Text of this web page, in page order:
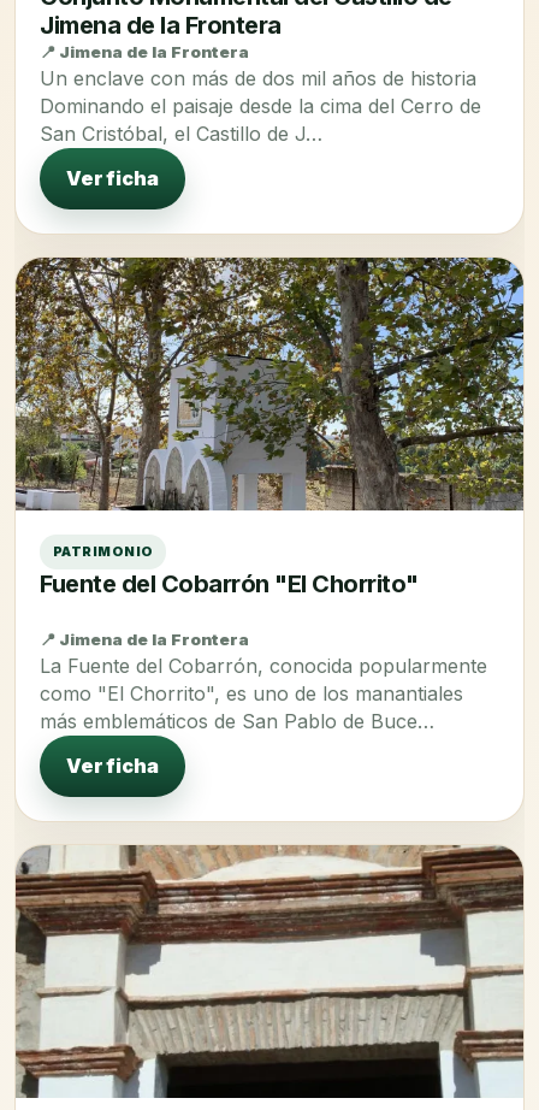
Jimena de la Frontera
📍 Jimena de la Frontera
Un enclave con más de dos mil años de historia
Dominando el paisaje desde la cima del Cerro de
San Cristóbal, el Castillo de J…
Ver ficha
PATRIMONIO
Fuente del Cobarrón "El Chorrito"
📍 Jimena de la Frontera
La Fuente del Cobarrón, conocida popularmente
como "El Chorrito", es uno de los manantiales
más emblemáticos de San Pablo de Buce…
Ver ficha